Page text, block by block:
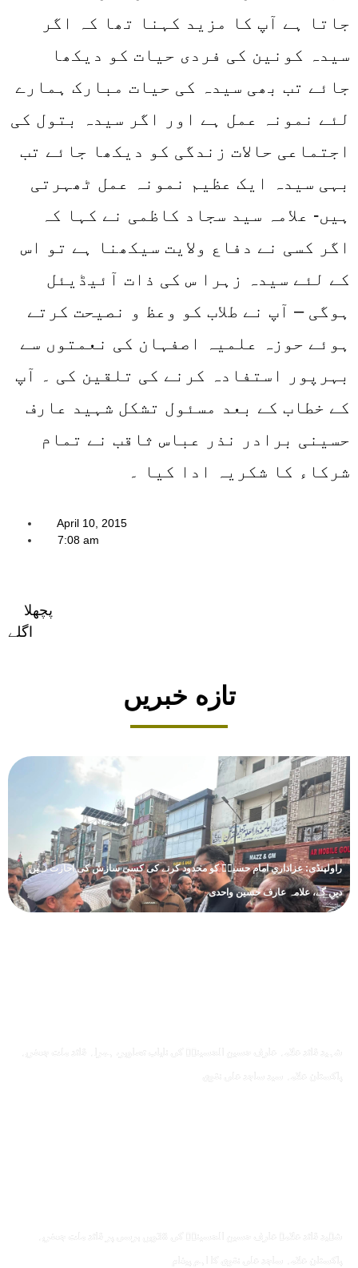
تازه خبریں
راولپنڈی: عزاداریِ امام حسینؑ کو محدود کرنے کی کسی سازش کی اجازت نہیں
دیں گے، علامہ عارف حسین واحدی
جاتا ہے آپ کا مزید کہنا تھا کہ اگر
سیدہ کونین کی فردی حیات کو دیکھا
جائے تب بھی سیدہ کی حیات مبارک ہمارے
لئے نمونہ عمل ہے اور اگر سیدہ بتول کی
اجتماعی حالات زندگی کو دیکھا جائے تب
بہی سیدہ ایک عظیم نمونہ عمل ٹھہرتی
ہیں- علامہ سید سجاد کاظمی نے کہا کہ
اگر کسی نے دفاع ولایت سیکھنا ہے تو اس
کے لئے سیدہ زہرا س کی ذات آئیڈیئل
ہوگی – آپ نے طلاب کو وعظ و نصیحت کرتے
ہوئے حوزہ علمیہ اصفہان کی نعمتوں سے
بہرپور استفادہ کرنے کی تلقین کی ۔ آپ
کے خطاب کے بعد مسئول تشکل شہید عارف
حسینی برادر نذر عباس ثاقب نے تمام
شرکاء کا شکریہ ادا کیا ۔
April 10, 2015
7:08 am
پچھلا
اگلے